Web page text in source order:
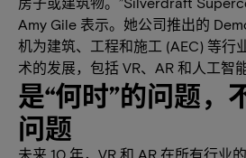
Amy Gile 表示。她公司推出的
机为建筑、工程和施工 (AEC) 等行
术的发展，包括 VR、AR 和人工智
是“何时”的问题，
问题
未来 10 年，VR 和 AR 在所有行业的